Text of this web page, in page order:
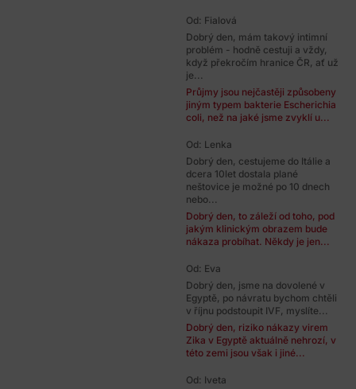
Od: Fialová
Dobrý den, mám takový intimní
problém - hodně cestuji a vždy,
když překročím hranice ČR, ať už
je...
Průjmy jsou nejčastěji způsobeny
jiným typem bakterie Escherichia
coli, než na jaké jsme zvyklí u...
Od: Lenka
Dobrý den, cestujeme do Itálie a
dcera 10let dostala plané
neštovice je možné po 10 dnech
nebo...
Dobrý den, to záleží od toho, pod
jakým klinickým obrazem bude
nákaza probíhat. Někdy je jen...
Od: Eva
Dobrý den, jsme na dovolené v
Egyptě, po návratu bychom chtěli
v říjnu podstoupit IVF, myslíte...
Dobrý den, riziko nákazy virem
Zika v Egyptě aktuálně nehrozí, v
této zemi jsou však i jiné...
Od: Iveta